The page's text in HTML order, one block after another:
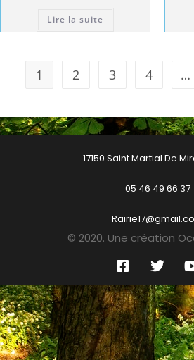
Lire la suite
1 2 3 4 …
17150 Saint Martial De
05 46 49 66 37
© 2020. Une création